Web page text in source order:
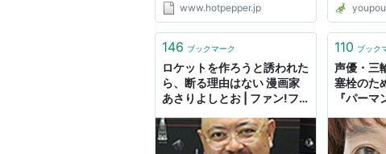
www.hotpepper.jp
146 ブックマーク
ロケットを作ろうと誘われた
ら、断る理由はない 漫画家
あさりよしとお | ファン!フ
110 ブック
声優・三
塞栓の
『パーマ
など